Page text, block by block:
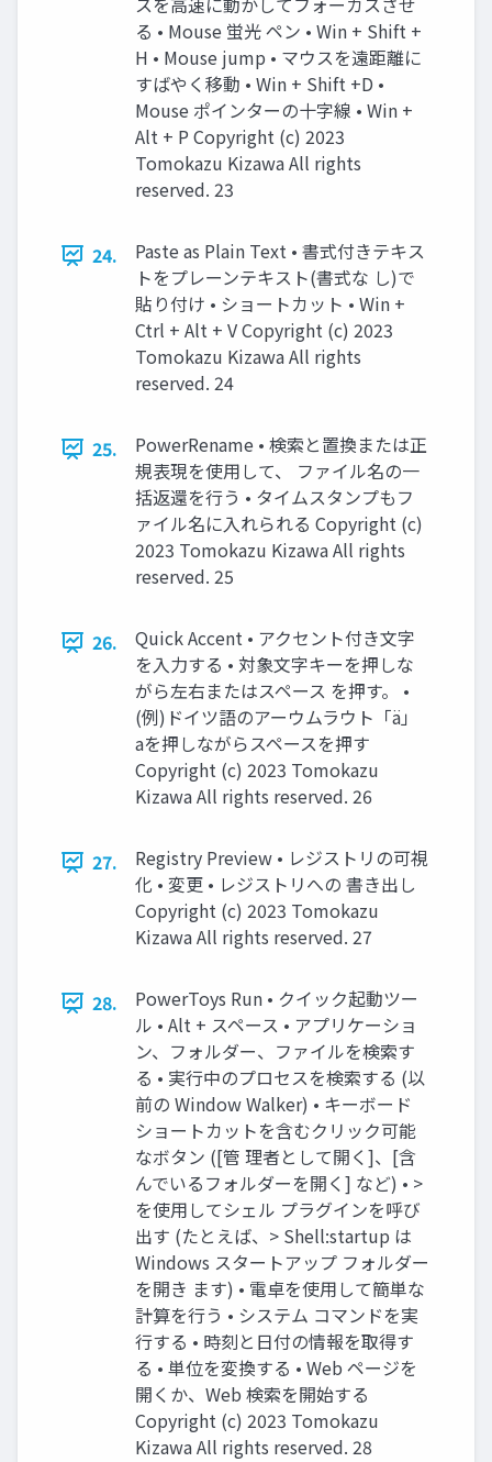
る • Mouse 蛍光 ペン • Win + Shift +
H • Mouse jump • マウスを遠距離に
すばやく移動 • Win + Shift +D •
Mouse ポインターの十字線 • Win +
Alt + P Copyright (c) 2023
Tomokazu Kizawa All rights
reserved. 23
24.
Paste as Plain Text • 書式付きテキス
トをプレーンテキスト(書式な し)で
貼り付け • ショートカット • Win +
Ctrl + Alt + V Copyright (c) 2023
Tomokazu Kizawa All rights
reserved. 24
25.
PowerRename • 検索と置換または正
規表現を使用して、 ファイル名の一
括返還を行う • タイムスタンプもフ
ァイル名に入れられる Copyright (c)
2023 Tomokazu Kizawa All rights
reserved. 25
26.
Quick Accent • アクセント付き文字
を入力する • 対象文字キーを押しな
がら左右またはスペース を押す。 •
(例)ドイツ語のアーウムラウト「ä」
aを押しながらスペースを押す
Copyright (c) 2023 Tomokazu
Kizawa All rights reserved. 26
27.
Registry Preview • レジストリの可視
化 • 変更 • レジストリへの 書き出し
Copyright (c) 2023 Tomokazu
Kizawa All rights reserved. 27
28.
PowerToys Run • クイック起動ツー
ル • Alt + スペース • アプリケーショ
ン、フォルダー、ファイルを検索す
る • 実行中のプロセスを検索する (以
前の Window Walker) • キーボード
ショートカットを含むクリック可能
なボタン ([管 理者として開く]、[含
んでいるフォルダーを開く] など) • >
を使用してシェル プラグインを呼び
出す (たとえば、> Shell:startup は
Windows スタートアップ フォルダー
を開き ます) • 電卓を使用して簡単な
計算を行う • システム コマンドを実
行する • 時刻と日付の情報を取得す
る • 単位を変換する • Web ページを
開くか、Web 検索を開始する
Copyright (c) 2023 Tomokazu
Kizawa All rights reserved. 28